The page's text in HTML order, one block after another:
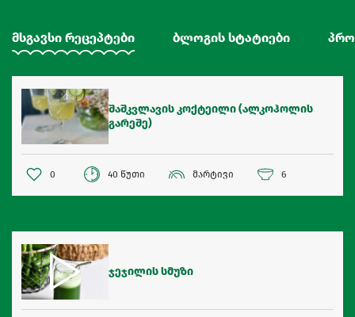
მსგავსი რეცეპტები ბლოგის სტატიები
შაშკვლავის კოქტეილი (ალკოჰოლის
გარეშე)
0 40 წუთი მარტივი 6
ჯეჯილის სმუზი